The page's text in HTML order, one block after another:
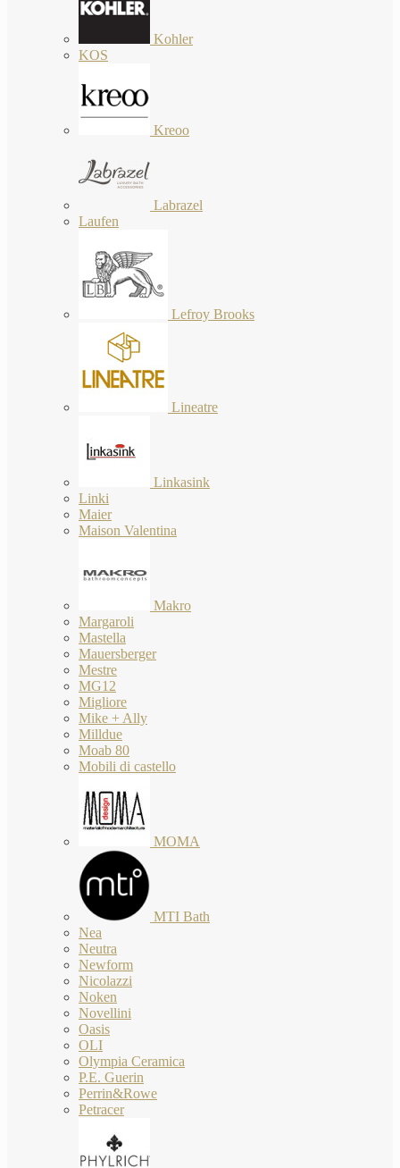
Kohler
KOS
Kreoo
Labrazel
Laufen
Lefroy Brooks
Lineatre
Linkasink
Linki
Maier
Maison Valentina
Makro
Margaroli
Mastella
Mauersberger
Mestre
MG12
Migliore
Mike + Ally
Milldue
Moab 80
Mobili di castello
MOMA
MTI Bath
Nea
Neutra
Newform
Nicolazzi
Noken
Novellini
Oasis
OLI
Olympia Ceramica
P.E. Guerin
Perrin&Rowe
Petracer